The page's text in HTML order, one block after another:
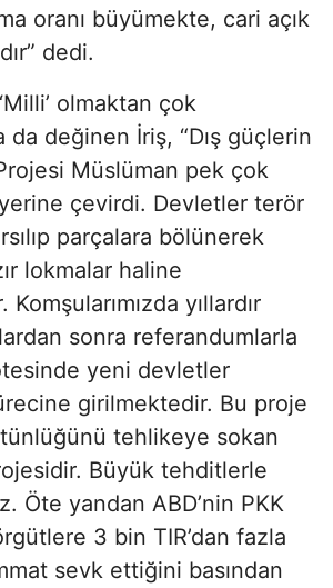
oranı büyümekte, cari açık
dedi.
olmaktan çok
da değinen İriş, “Dış güçlerin
Müslüman pek çok
çevirdi. Devletler terör
parçalara bölünerek
lokmalar haline
yıllardır
sonra referandumlarla
ötesinde yeni devletler
girilmektedir. Bu proje
tehlikeye sokan
Büyük tehditlerle
Öte yandan ABD’nin PKK
3 bin TIR’dan fazla
sevk ettiğini basından